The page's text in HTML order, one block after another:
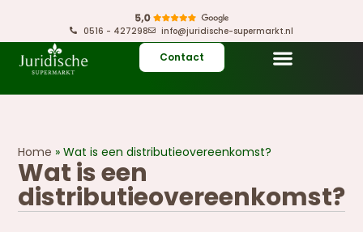
0516 - 427298 info@juridische-supermarkt.nl
Contact
Home »Wat is een distributieovereenkomst?
Wat is een
distributieovereenkomst?